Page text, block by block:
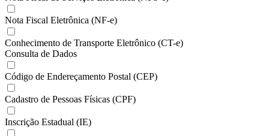
Nota Fiscal Eletrônica (NF-e)
Conhecimento de Transporte Eletrônico (CT-e)
Consulta de Dados
Código de Endereçamento Postal (CEP)
Cadastro de Pessoas Físicas (CPF)
Inscrição Estadual (IE)